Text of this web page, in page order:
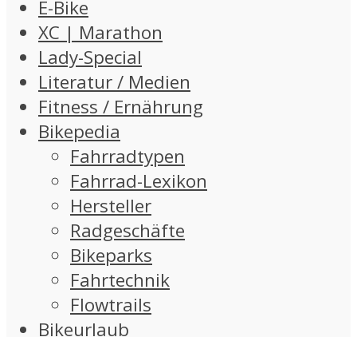
E-Bike
XC | Marathon
Lady-Special
Literatur / Medien
Fitness / Ernährung
Bikepedia
Fahrradtypen
Fahrrad-Lexikon
Hersteller
Radgeschäfte
Bikeparks
Fahrtechnik
Flowtrails
Bikeurlaub